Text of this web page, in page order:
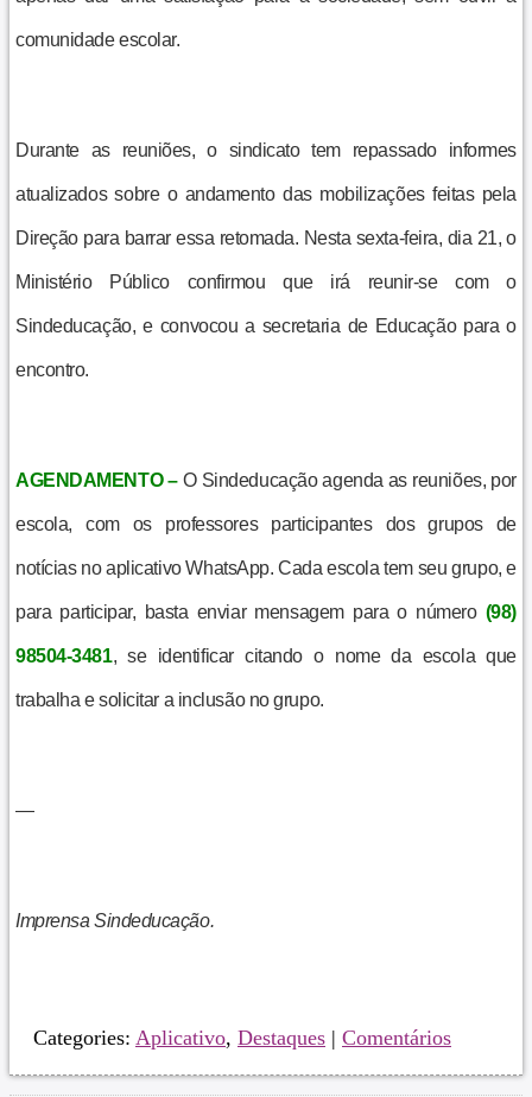
comunidade escolar.
Durante as reuniões, o sindicato tem repassado informes
atualizados sobre o andamento das mobilizações feitas pela
Direção para barrar essa retomada. Nesta sexta-feira, dia 21, o
Ministério Público confirmou que irá reunir-se com o
Sindeducação, e convocou a secretaria de Educação para o
encontro.
AGENDAMENTO –O Sindeducação agenda as reuniões, por
escola, com os professores participantes dos grupos de
notícias no aplicativo WhatsApp. Cada escola tem seu grupo, e
para participar, basta enviar mensagem para o número (98)
98504-3481, se identificar citando o nome da escola que
trabalha e solicitar a inclusão no grupo.
—
Imprensa Sindeducação.
Categories: Aplicativo, Destaques | Comentários